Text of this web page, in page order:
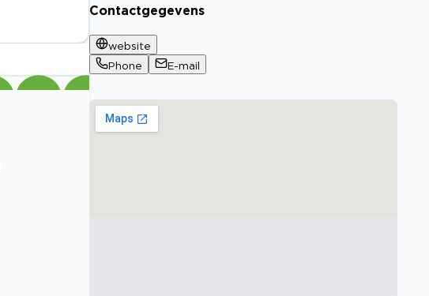
Contactgegevens
website
Phone
E-mail